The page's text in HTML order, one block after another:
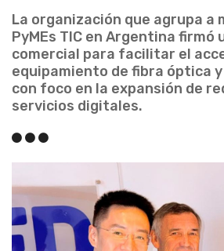
La organización que agrupa a
PyMEs TIC en Argentina firmó
comercial para facilitar el
equipamiento de fibra óptica
con foco en la expansión de
servicios digitales.